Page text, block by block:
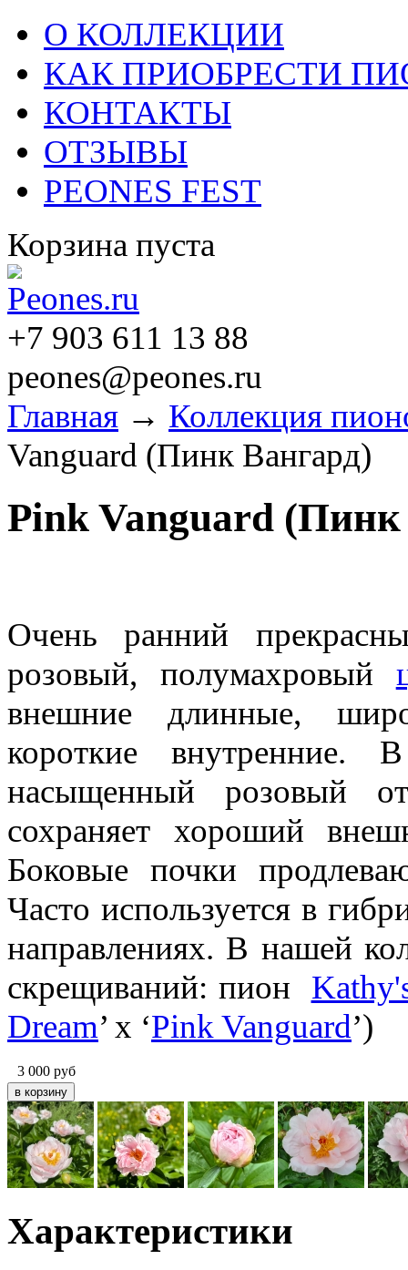
О КОЛЛЕКЦИИ
КАК ПРИОБРЕСТИ
КОНТАКТЫ
ОТЗЫВЫ
PEONES FEST
Корзина пуста
+7 903 611 13 88
peones@peones.ru
Главная → Коллекция
Vanguard (Пинк Вангард)
Pink Vanguard (Пинк
Очень ранний
розовый, полумахровый
внешние длинные,
короткие внутренние.
насыщенный розовый
сохраняет хороший
Боковые почки
Часто используется в
направлениях. В нашей
скрещиваний: пион
Dream’ x ‘Pink Vanguard’)
3 000 руб
Характеристики